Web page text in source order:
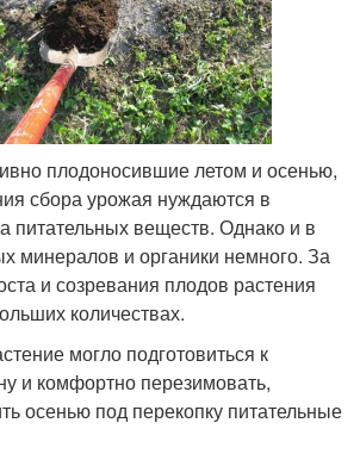
плодоносившие летом и осенью,
сбора урожая нуждаются в
питательных веществ. Однако и в
минералов и органики немного. За
и созревания плодов растения
количествах.
могло подготовиться к
и комфортно перезимовать,
осенью под перекопку питательные